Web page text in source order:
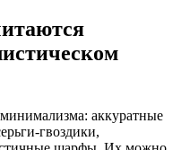
аккуратные
гвоздики,